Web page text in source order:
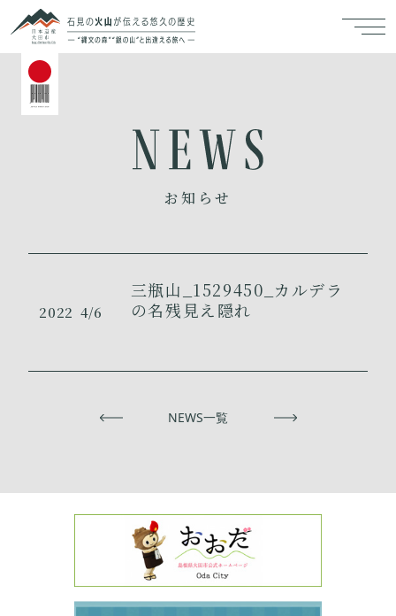
お知らせ
2022 4/6
三瓶山_1529450_カルデラ
の名残見え隠れ
NEWS一覧